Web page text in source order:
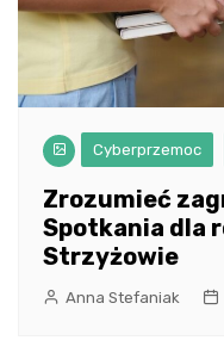
Cyberprzemoc
Zrozumieć
Spotkania dla
Strzyżowie
Anna Stefaniak